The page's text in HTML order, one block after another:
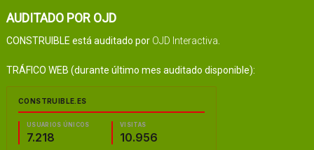
AUDITADO POR OJD
CONSTRUIBLE está auditado por OJD Interactiva
TRÁFICO WEB (durante último mes auditado disponible):